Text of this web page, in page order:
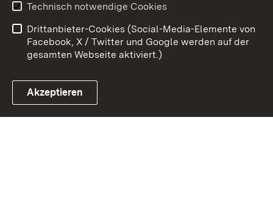
Link zum Landesportal
Barrierefreiheit
Impressum Cookies
Technisch notwendige Cookies
Drittanbieter-Cookies (Social-Media-Elemente von
Facebook, X / Twitter und Google werden auf der
gesamten Webseite aktiviert.)
Akzeptieren